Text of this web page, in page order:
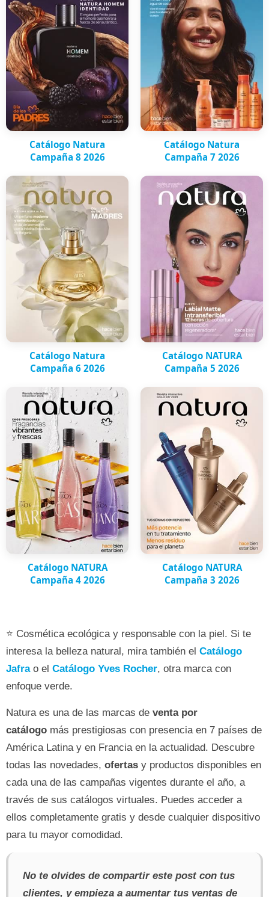
Catálogo Natura
Campaña 8 2026
Catálogo Natura
Campaña 7 2026
Catálogo Natura
Campaña 6 2026
Catálogo NATURA
Campaña 5 2026
Catálogo NATURA
Campaña 4 2026
Catálogo NATURA
Campaña 3 2026
⭐ Cosmética ecológica y responsable con la piel. Si te
interesa la belleza natural, mira también el Catálogo
Jafrao el Catálogo Yves Rocher, otra marca con
enfoque verde.
Natura es una de las marcas de venta por
catálogo más prestigiosas con presencia en 7 países de
América Latina y en Francia en la actualidad. Descubre
todas las novedades, ofertas y productos disponibles en
cada una de las campañas vigentes durante el año, a
través de sus catálogos virtuales. Puedes acceder a
ellos completamente gratis y desde cualquier dispositivo
para tu mayor comodidad.
No te olvides de compartir este post con tus
clientes, y empieza a aumentar tus ventas de